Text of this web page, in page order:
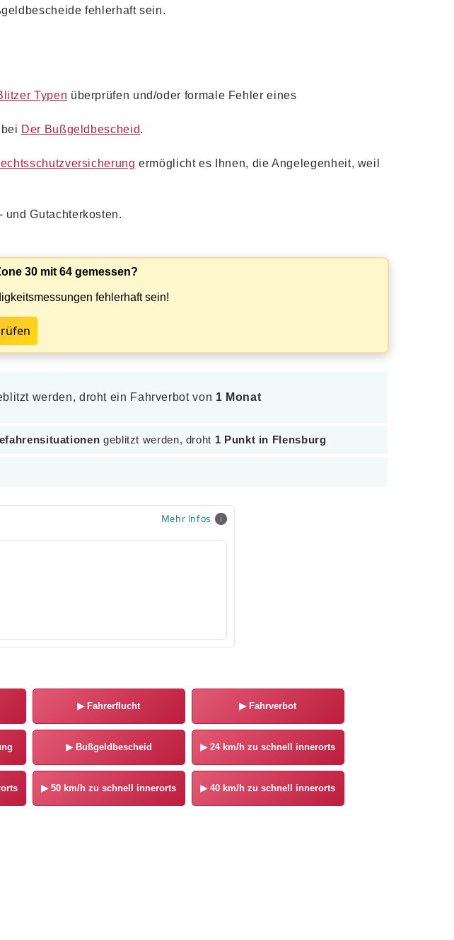
fehlerhaft sein.
Typen überprüfen und/oder formale Fehler eines
Der Bußgeldbescheid.
ermöglicht es Ihnen, die Angelegenheit, weil
Gutachterkosten.
30 mit 64 gemessen?
fehlerhaft sein!
werden, droht ein Fahrverbot von 1 Monat
geblitzt werden, droht 1 Punkt in Flensburg
Mehr Infos
▶Fahrerflucht ▶Fahrverbot
▶Bußgeldbescheid ▶24 km/h zu schnell innerorts
▶50 km/h zu schnell innerorts ▶40 km/h zu schnell innerorts